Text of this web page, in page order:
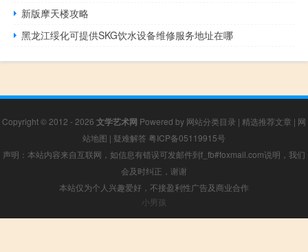
新版摩天楼攻略
黑龙江绥化可提供SKG饮水设备维修服务地址在哪
Copyright © 2012 - 2026 文学艺术网 Powered by 网站分类目录 | 精选推荐文章 | 网
站地图 | 疑难解答 粤ICP备05119915号
声明：本站内容来自互联网，如信息有错误可发邮件到f_fb#foxmail.com说明，我们
会及时纠正，谢谢
本站仅为个人兴趣爱好，不接盈利性广告及商业合作
小男孩